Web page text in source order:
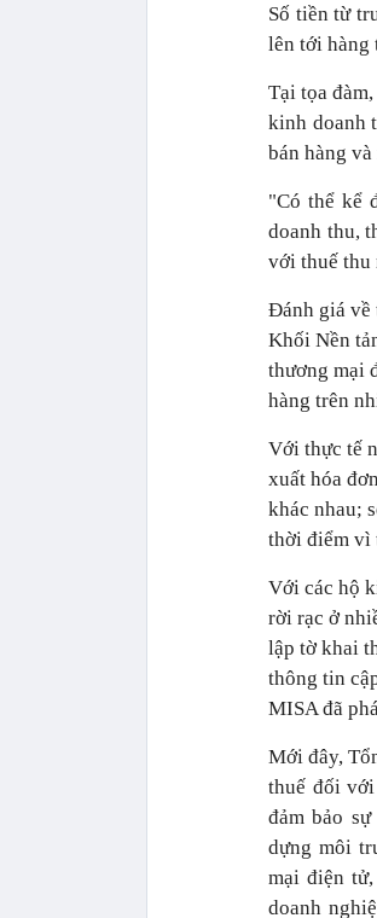
Số tiền từ
lên tới hàng
Tại tọa
kinh doanh
bán hàng
"Có thể kể
doanh thu,
với thuế thu
Đánh giá về
Khối Nền
thương mại
hàng trên
Với thực tế
xuất hóa
khác nhau;
thời điểm vì
Với các hộ
rời rạc ở
lập tờ khai
thông tin
MISA đã
Mới đây,
thuế đối
đảm bảo
dựng môi
mại điện
doanh